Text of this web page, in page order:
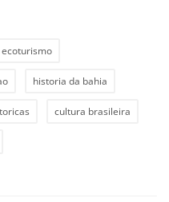
ecoturismo
historia da bahia
cultura brasileira